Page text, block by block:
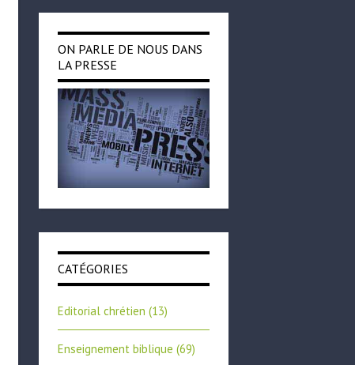
ON PARLE DE NOUS DANS
LA PRESSE
CATÉGORIES
Editorial chrétien (13)
Enseignement biblique (69)